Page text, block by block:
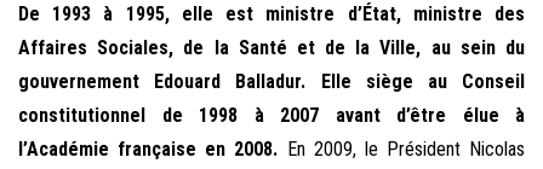
De 1993 à 1995, elle est ministre d’État, ministre des
Affaires Sociales, de la Santé et de la Ville, au sein du
gouvernement Edouard Balladur. Elle siège au Conseil
constitutionnel de 1998 à 2007 avant d’être élue à
l’Académie française en 2008. En 2009, le Président Nicolas